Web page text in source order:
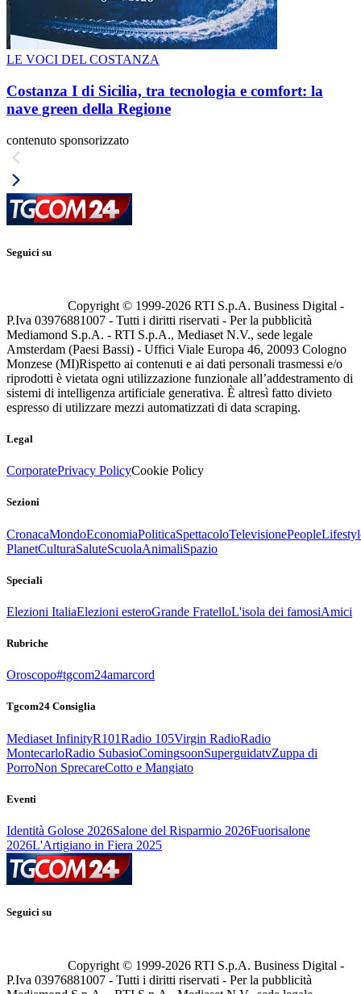
LE VOCI DEL COSTANZA
Costanza I di Sicilia, tra tecnologia e comfort: la
nave green della Regione
contenuto sponsorizzato
Seguici su
Copyright © 1999-2026 RTI S.p.A. Business Digital -
P.Iva 03976881007 - Tutti i diritti riservati - Per la pubblicità
Mediamond S.p.A. - RTI S.p.A., Mediaset N.V., sede legale
Amsterdam (Paesi Bassi) - Uffici Viale Europa 46, 20093 Cologno
Monzese (MI)Rispetto ai contenuti e ai dati personali trasmessi e/o
riprodotti è vietata ogni utilizzazione funzionale all’addestramento di
sistemi di intelligenza artificiale generativa. È altresì fatto divieto
espresso di utilizzare mezzi automatizzati di data scraping.
Legal
CorporatePrivacy PolicyCookie Policy
Sezioni
CronacaMondoEconomiaPoliticaSpettacoloTelevisionePeople
PlanetCulturaSaluteScuolaAnimaliSpazio
Speciali
Elezioni ItaliaElezioni esteroGrande FratelloL'isola dei famosiAmici
Rubriche
Oroscopo#tgcom24amarcord
Tgcom24 Consiglia
Mediaset InfinityR101Radio 105Virgin RadioRadio
MontecarloRadio SubasioComingsoonSuperguidatvZuppa di
PorroNon SprecareCotto e Mangiato
Eventi
Identità Golose 2026Salone del Risparmio 2026Fuorisalone
2026L'Artigiano in Fiera 2025
Seguici su
Copyright © 1999-2026 RTI S.p.A. Business Digital -
P.Iva 03976881007 - Tutti i diritti riservati - Per la pubblicità